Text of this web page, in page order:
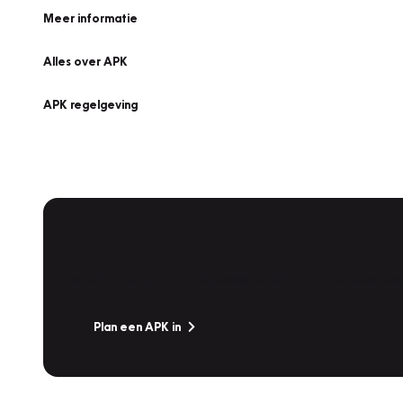
Meer informatie
Alles over APK
APK regelgeving
Plan een APK in